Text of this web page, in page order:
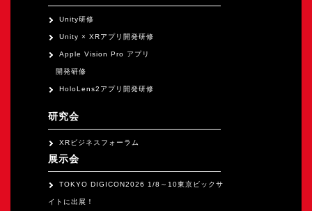
Unity研修
Unity × XRアプリ開発研修
Apple Vision Pro アプリ
開発研修
HoloLens2アプリ開発研修
研究会
XRビジネスフォーラム
展示会
TOKYO DIGICON2026 1/8～10東京ビックサ
イトに出展！